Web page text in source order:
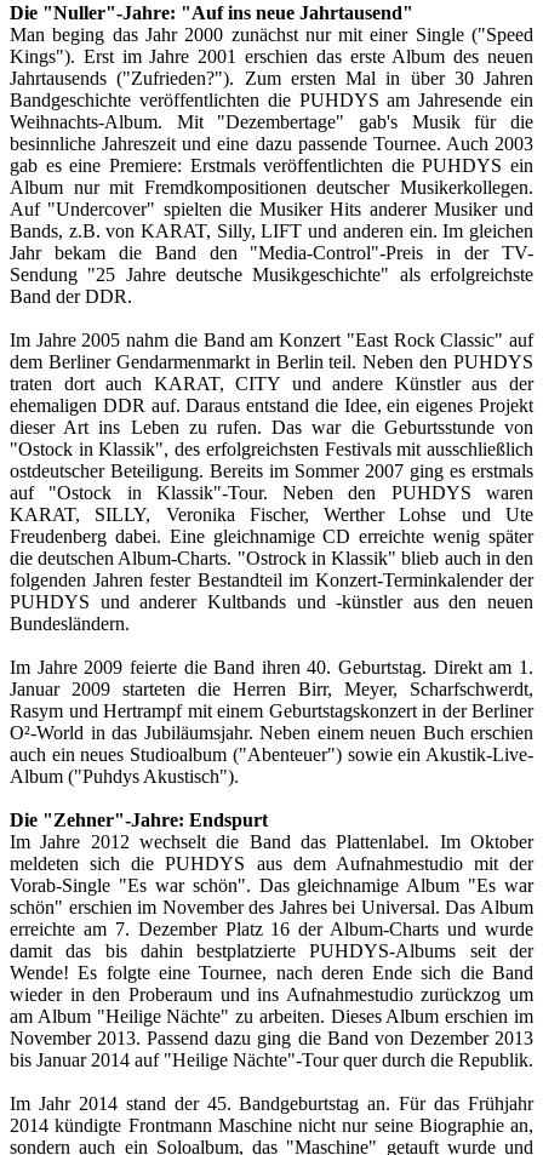
Die "Nuller"-Jahre: "Auf ins neue Jahrtausend"
Man beging das Jahr 2000 zunächst nur mit einer Single ("Speed
Kings"). Erst im Jahre 2001 erschien das erste Album des neuen
Jahrtausends ("Zufrieden?"). Zum ersten Mal in über 30 Jahren
Bandgeschichte veröffentlichten die PUHDYS am Jahresende ein
Weihnachts-Album. Mit "Dezembertage" gab's Musik für die
besinnliche Jahreszeit und eine dazu passende Tournee. Auch 2003
gab es eine Premiere: Erstmals veröffentlichten die PUHDYS ein
Album nur mit Fremdkompositionen deutscher Musikerkollegen.
Auf "Undercover" spielten die Musiker Hits anderer Musiker und
Bands, z.B. von KARAT, Silly, LIFT und anderen ein. Im gleichen
Jahr bekam die Band den "Media-Control"-Preis in der TV-
Sendung "25 Jahre deutsche Musikgeschichte" als erfolgreichste
Band der DDR.
Im Jahre 2005 nahm die Band am Konzert "East Rock Classic" auf
dem Berliner Gendarmenmarkt in Berlin teil. Neben den PUHDYS
traten dort auch KARAT, CITY und andere Künstler aus der
ehemaligen DDR auf. Daraus entstand die Idee, ein eigenes Projekt
dieser Art ins Leben zu rufen. Das war die Geburtsstunde von
"Ostock in Klassik", des erfolgreichsten Festivals mit ausschließlich
ostdeutscher Beteiligung. Bereits im Sommer 2007 ging es erstmals
auf "Ostock in Klassik"-Tour. Neben den PUHDYS waren
KARAT, SILLY, Veronika Fischer, Werther Lohse und Ute
Freudenberg dabei. Eine gleichnamige CD erreichte wenig später
die deutschen Album-Charts. "Ostrock in Klassik" blieb auch in den
folgenden Jahren fester Bestandteil im Konzert-Terminkalender der
PUHDYS und anderer Kultbands und -künstler aus den neuen
Bundesländern.
Im Jahre 2009 feierte die Band ihren 40. Geburtstag. Direkt am 1.
Januar 2009 starteten die Herren Birr, Meyer, Scharfschwerdt,
Rasym und Hertrampf mit einem Geburtstagskonzert in der Berliner
O²-World in das Jubiläumsjahr. Neben einem neuen Buch erschien
auch ein neues Studioalbum ("Abenteuer") sowie ein Akustik-Live-
Album ("Puhdys Akustisch").
Die "Zehner"-Jahre: Endspurt
Im Jahre 2012 wechselt die Band das Plattenlabel. Im Oktober
meldeten sich die PUHDYS aus dem Aufnahmestudio mit der
Vorab-Single "Es war schön". Das gleichnamige Album "Es war
schön" erschien im November des Jahres bei Universal. Das Album
erreichte am 7. Dezember Platz 16 der Album-Charts und wurde
damit das bis dahin bestplatzierte PUHDYS-Albums seit der
Wende! Es folgte eine Tournee, nach deren Ende sich die Band
wieder in den Proberaum und ins Aufnahmestudio zurückzog um
am Album "Heilige Nächte" zu arbeiten. Dieses Album erschien im
November 2013. Passend dazu ging die Band von Dezember 2013
bis Januar 2014 auf "Heilige Nächte"-Tour quer durch die Republik.
Im Jahr 2014 stand der 45. Bandgeburtstag an. Für das Frühjahr
2014 kündigte Frontmann Maschine nicht nur seine Biographie an,
sondern auch ein Soloalbum, das "Maschine" getauft wurde und